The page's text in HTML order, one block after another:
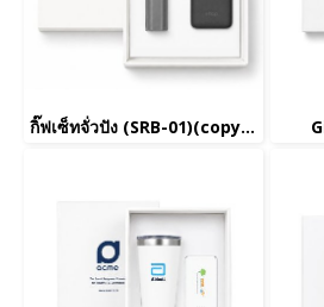
กิ๊ฟเซ็ทจั่วปัง (SRB-01)(copy)(copy)(copy)(copy)(copy)(copy)(copy)(copy)(copy)(copy)(copy)(copy)(copy)(copy)(copy)(copy)(copy)(copy)(copy)(copy)(copy)(copy)(copy)(copy)(copy)(copy)(copy)(copy)(copy)